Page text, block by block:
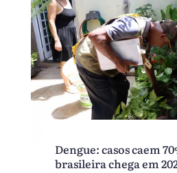
Dengue: casos caem
brasileira chega em